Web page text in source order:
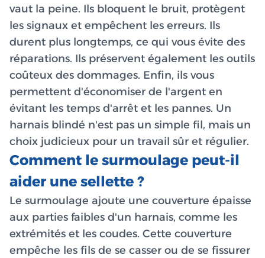
vaut la peine. Ils bloquent le bruit, protègent
les signaux et empêchent les erreurs. Ils
durent plus longtemps, ce qui vous évite des
réparations. Ils préservent également les outils
coûteux des dommages. Enfin, ils vous
permettent d'économiser de l'argent en
évitant les temps d'arrêt et les pannes. Un
harnais blindé n'est pas un simple fil, mais un
choix judicieux pour un travail sûr et régulier.
Comment le surmoulage peut-il
aider une sellette ?
Le surmoulage ajoute une couverture épaisse
aux parties faibles d'un harnais, comme les
extrémités et les coudes. Cette couverture
empêche les fils de se casser ou de se fissurer